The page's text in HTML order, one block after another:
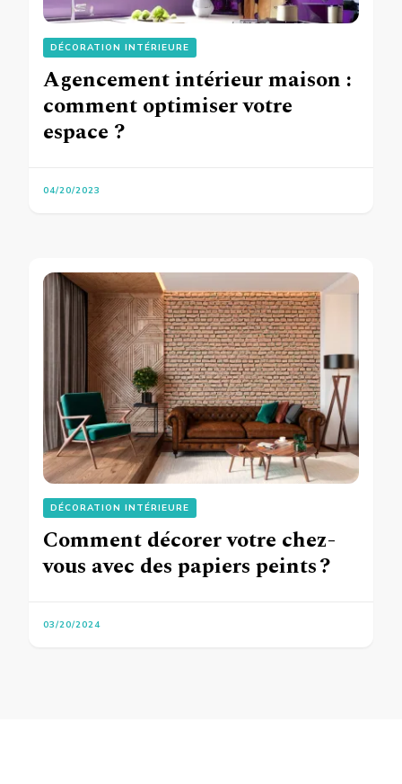
DÉCORATION INTÉRIEURE
Agencement intérieur maison :
comment optimiser votre
espace ?
04/20/2023
DÉCORATION INTÉRIEURE
Comment décorer votre chez-
vous avec des papiers peints ?
03/20/2024